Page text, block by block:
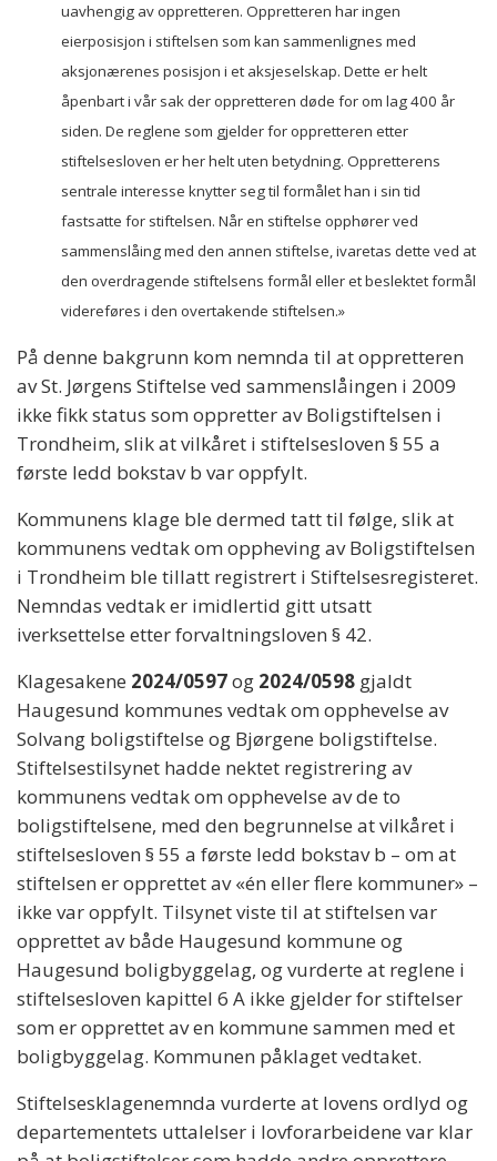
uavhengig av oppretteren. Oppretteren har ingen
eierposisjon i stiftelsen som kan sammenlignes med
aksjonærenes posisjon i et aksjeselskap. Dette er helt
åpenbart i vår sak der oppretteren døde for om lag 400 år
siden. De reglene som gjelder for oppretteren etter
stiftelsesloven er her helt uten betydning. Oppretterens
sentrale interesse knytter seg til formålet han i sin tid
fastsatte for stiftelsen. Når en stiftelse opphører ved
sammenslåing med den annen stiftelse, ivaretas dette ved at
den overdragende stiftelsens formål eller et beslektet formål
videreføres i den overtakende stiftelsen.»
På denne bakgrunn kom nemnda til at oppretteren
av St. Jørgens Stiftelse ved sammenslåingen i 2009
ikke fikk status som oppretter av Boligstiftelsen i
Trondheim, slik at vilkåret i stiftelsesloven § 55 a
første ledd bokstav b var oppfylt.
Kommunens klage ble dermed tatt til følge, slik at
kommunens vedtak om oppheving av Boligstiftelsen
i Trondheim ble tillatt registrert i Stiftelsesregisteret.
Nemndas vedtak er imidlertid gitt utsatt
iverksettelse etter forvaltningsloven § 42.
Klagesakene 2024/0597og 2024/0598 gjaldt
Haugesund kommunes vedtak om opphevelse av
Solvang boligstiftelse og Bjørgene boligstiftelse.
Stiftelsestilsynet hadde nektet registrering av
kommunens vedtak om opphevelse av de to
boligstiftelsene, med den begrunnelse at vilkåret i
stiftelsesloven § 55 a første ledd bokstav b – om at
stiftelsen er opprettet av «én eller flere kommuner» –
ikke var oppfylt. Tilsynet viste til at stiftelsen var
opprettet av både Haugesund kommune og
Haugesund boligbyggelag, og vurderte at reglene i
stiftelsesloven kapittel 6 A ikke gjelder for stiftelser
som er opprettet av en kommune sammen med et
boligbyggelag. Kommunen påklaget vedtaket.
Stiftelsesklagenemnda vurderte at lovens ordlyd og
departementets uttalelser i lovforarbeidene var klar